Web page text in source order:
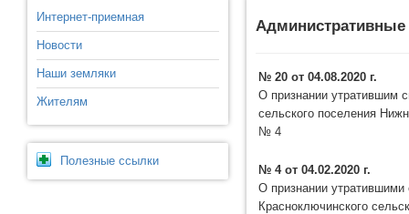
Интернет-приемная
Новости
Наши земляки
Жителям
Полезные ссылки
№ 20 от 04.08.2020 г.
О признании утратившим
сельского поселения
№ 4
№ 4 от 04.02.2020 г.
О признании утратившими
Красноключинского